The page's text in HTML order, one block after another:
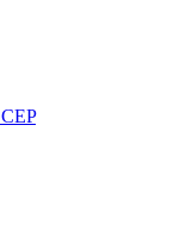
CEP